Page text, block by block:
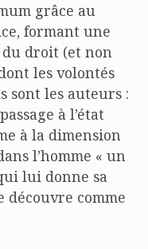
grâce au
formant une
droit (et non
les volontés
sont les auteurs :
à l’état
à la dimension
l’homme « un
lui donne sa
découvre comme